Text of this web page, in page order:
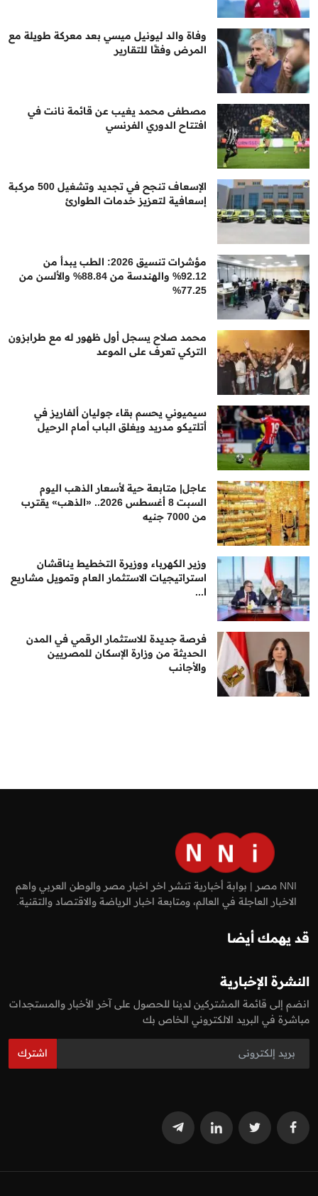
وفاة والد ليونيل ميسي بعد معركة طويلة مع
المرض وفقًا للتقارير
مصطفى محمد يغيب عن قائمة نانت في
افتتاح الدوري الفرنسي
الإسعاف تنجح في تجديد وتشغيل 500 مركبة
إسعافية لتعزيز خدمات الطوارئ
مؤشرات تنسيق 2026: الطب يبدأ من
92.12% والهندسة من 88.84% والألسن من
77.25%
محمد صلاح يسجل أول ظهور له مع طرابزون
التركي تعرف على الموعد
سيميوني يحسم بقاء جوليان ألفاريز في
أتلتيكو مدريد ويغلق الباب أمام الرحيل
عاجل| متابعة حية لأسعار الذهب اليوم
السبت 8 أغسطس 2026.. «الذهب» يقترب
من 7000 جنيه
وزير الكهرباء ووزيرة التخطيط يناقشان
استراتيجيات الاستثمار العام وتمويل مشاريع
ا...
فرصة جديدة للاستثمار الرقمي في المدن
الحديثة من وزارة الإسكان للمصريين
والأجانب
NNI مصر | بوابة أخبارية تنشر اخر اخبار مصر والوطن العربي واهم
الاخبار العاجلة في العالم، ومتابعة اخبار الرياضة والاقتصاد والتقنية.
قد يهمك أيضا
النشرة الإخبارية
انضم إلى قائمة المشتركين لدينا للحصول على آخر الأخبار والمستجدات
مباشرة في البريد الالكتروني الخاص بك
اشترك